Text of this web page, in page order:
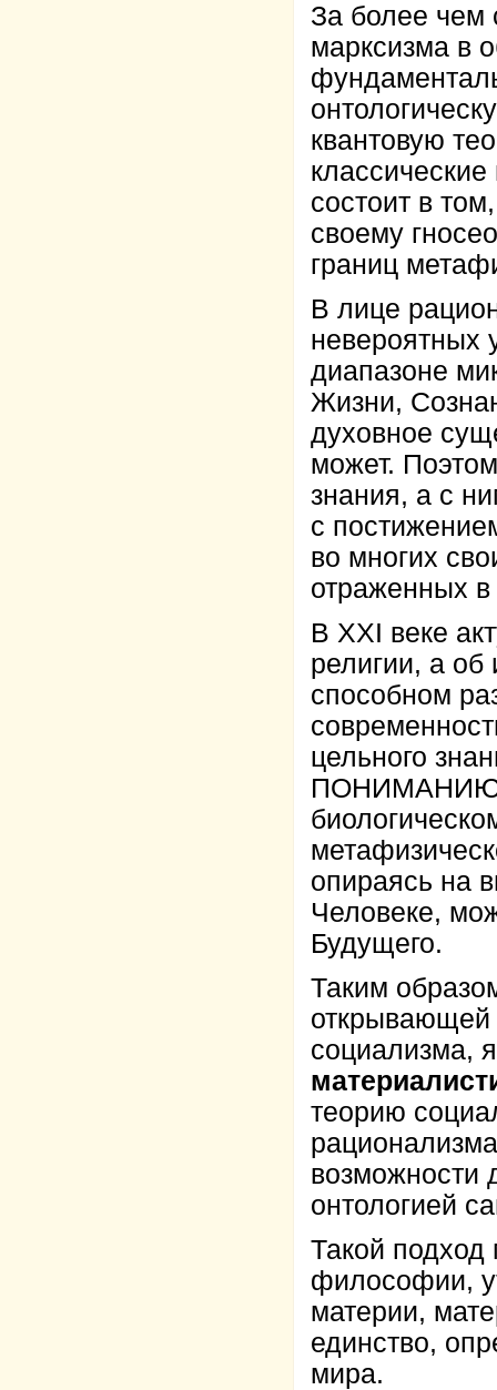
За более чем
марксизма в
квантовую
состоит в
своему
границ
В лице
невероятных
диапазоне
Жизни,
духовное
может.
знания, а с
с
во многих
отраженных
В XXI веке
религии, а об
способном
цельного
ПОНИМАНИЮ
опираясь на
Человеке,
Будущего.
Таким
открывающей
социализма,
теорию
возможности
онтологией
Такой подход
философии,
материи,
единство,
мира.